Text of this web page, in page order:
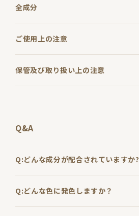
全成分
ご使用上の注意
保管及び取り扱い上の注意
Q&A
Q:どんな成分が配合されていますか?
Q:どんな色に発色しますか？